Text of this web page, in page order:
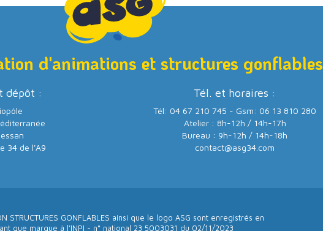
d'animations et structures gonflables
dépôt :
34 de l'A9
Tél. et horaires :
Tél: 04 67 210 745 - Gsm: 06 13 810 280
Atelier : 8h-12h / 14h-17h
Bureau : 9h-12h / 14h-18h
contact@asg34.com
STRUCTURES GONFLABLES ainsi que le logo ASG sont enregistrés en
que marque à l’INPI - n° national 23 5003031 du 02/11/2023